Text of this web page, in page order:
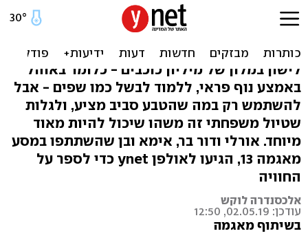
"במסע הכרתי את אימא הרבה
לישון במלון של מיליון כוכבים - כלומר באוהל
באמצע נוף פראי, ללמוד לבשל כמו שפים - אבל
להשתמש רק במה שהטבע סביב מציע, ולגלות
שטיול משפחתי זה משהו שיכול להיות מאוד
מיוחד. אורלי ודור בר, אימא ובן שהשתתפו במסע
מאגמה 13, הגיעו לאולפן ynet כדי לספר על
החוויה
אלכסנדרה לוקש
עודכן: 02.05.19, 12:50
בשיתוף מאגמה